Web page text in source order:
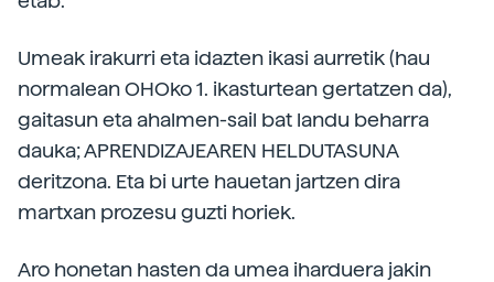
Umeak irakurri eta idazten ikasi aurretik (hau
normalean OHOko 1. ikasturtean gertatzen da),
gaitasun eta ahalmen-sail bat landu beharra
dauka; APRENDIZAJEAREN HELDUTASUNA
deritzona. Eta bi urte hauetan jartzen dira
martxan prozesu guzti horiek.
Aro honetan hasten da umea iharduera jakin